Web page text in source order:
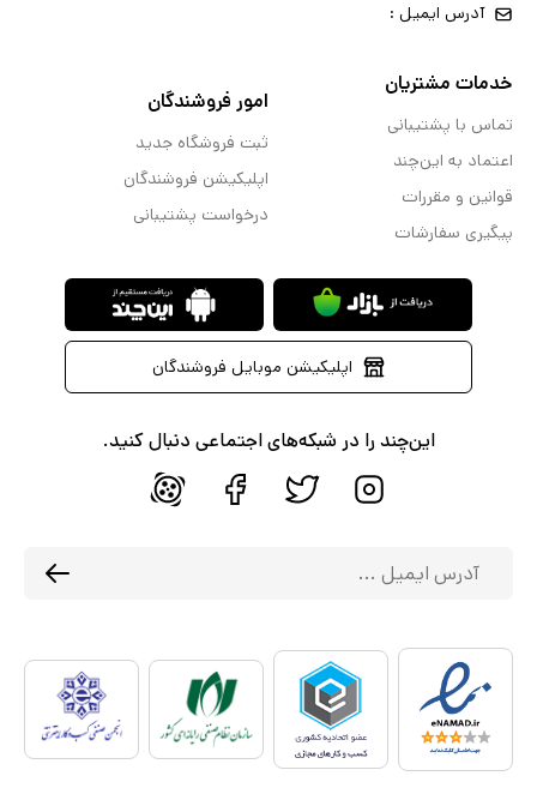
آدرس ایمیل :
خدمات مشتریان
تماس با پشتیبانی
اعتماد به این‌چند
قوانین و مقررات
پیگیری سفارشات
امور فروشندگان
ثبت فروشگاه جدید
اپلیکیشن فروشندگان
درخواست پشتیبانی
اپلیکیشن موبایل فروشندگان
این‌چند را در شبکه‌های اجتماعی دنبال کنید.